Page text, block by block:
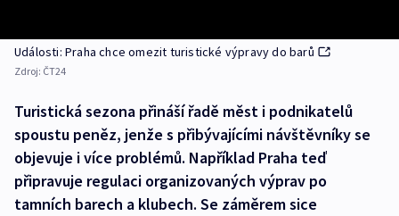
Události: Praha chce omezit turistické výpravy do barů
Zdroj: ČT24
Turistická sezona přináší řadě měst i podnikatelů
spoustu peněz, jenže s přibývajícími návštěvníky se
objevuje i více problémů. Například Praha teď
připravuje regulaci organizovaných výprav po
tamních barech a klubech. Se záměrem sice